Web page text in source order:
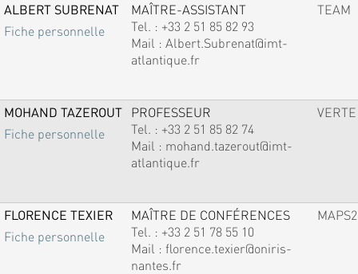
ALBERT SUBRENAT
Fiche personnelle
MAÎTRE-ASSISTANT
Tel. : +33 2 51 85 82 93
Mail : Albert.Subrenat@imt-
atlantique.fr
TEAM
MOHAND TAZEROUT
Fiche personnelle
PROFESSEUR
Tel. : +33 2 51 85 82 74
Mail : mohand.tazerout@imt-
atlantique.fr
VERTE
FLORENCE TEXIER
Fiche personnelle
MAÎTRE DE CONFÉRENCES
Tel. : +33 2 51 78 55 10
Mail : florence.texier@oniris-
nantes.fr
MAPS2